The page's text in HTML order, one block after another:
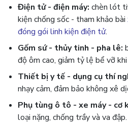
Điện tử - điện máy: chèn lót
kiện chống sốc - tham khảo bài
đóng gói linh kiện điện tử.
Gốm sứ - thủy tinh - pha lê:
độ ôm cao, giảm tỷ lệ bể vỡ khi
Thiết bị y tế - dụng cụ thí
nhạy cảm, đảm bảo không xê
Phụ tùng ô tô - xe máy - cơ
loại nặng, chống trầy và va đập.